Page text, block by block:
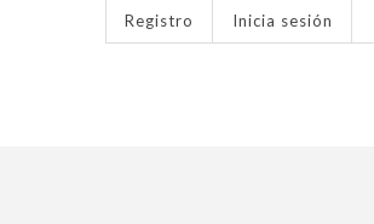
Registro Inicia sesión